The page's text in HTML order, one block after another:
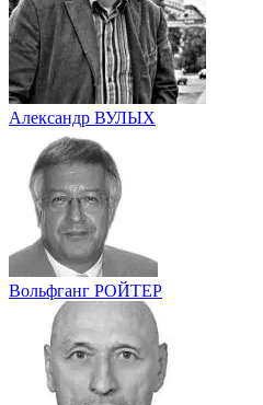
Александр ВУЛЫХ
Вольфганг РОЙТЕР